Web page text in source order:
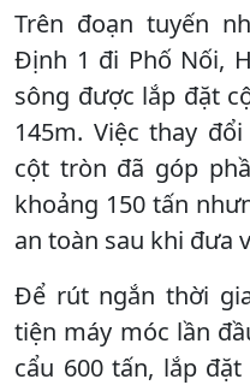
Trên đoạn tuyến
Định 1 đi Phố Nối,
sông được lắp đặt
145m. Việc thay
cột tròn đã góp
khoảng 150 tấn
an toàn sau khi đưa
Để rút ngắn thời
tiện máy móc lần
cẩu 600 tấn, lắp